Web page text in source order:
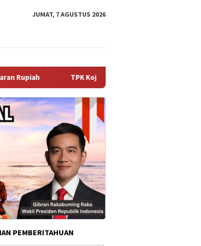
JUMAT, 7 AGUSTUS 2026
TPK Koja Perkuat Tata Kelola Perusahaan melalui
PEMBERITAHUAN